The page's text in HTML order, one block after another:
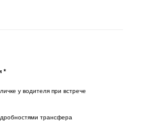
*
у водителя при встрече
трансфера